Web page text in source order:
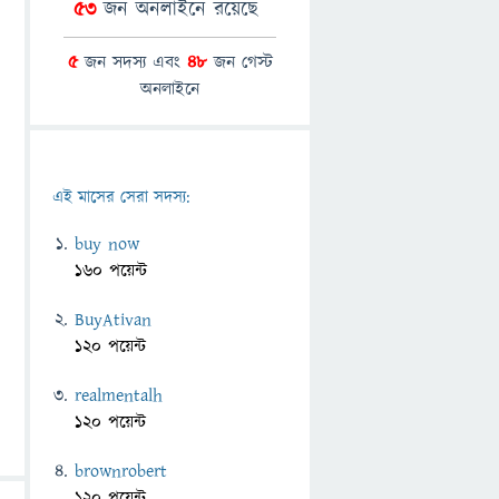
53জন অনলাইনে রয়েছে
5জন সদস্য এবং 48জন গেস্ট
অনলাইনে
এই মাসের সেরা সদস্য:
buy now
160 পয়েন্ট
BuyAtivan
120 পয়েন্ট
realmentalh
120 পয়েন্ট
brownrobert